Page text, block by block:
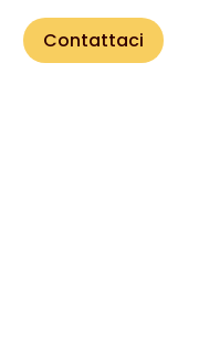
Contattaci